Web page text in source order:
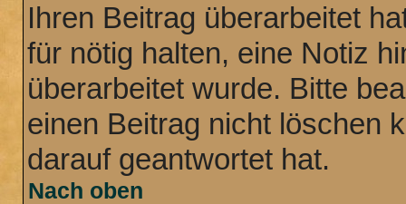
Ihren Beitrag überarbeitet
für nötig halten, eine Notiz
überarbeitet wurde. Bitte
einen Beitrag nicht löschen
darauf geantwortet hat.
Nach oben